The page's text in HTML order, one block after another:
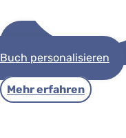
Buch personalisieren
Mehr erfahren